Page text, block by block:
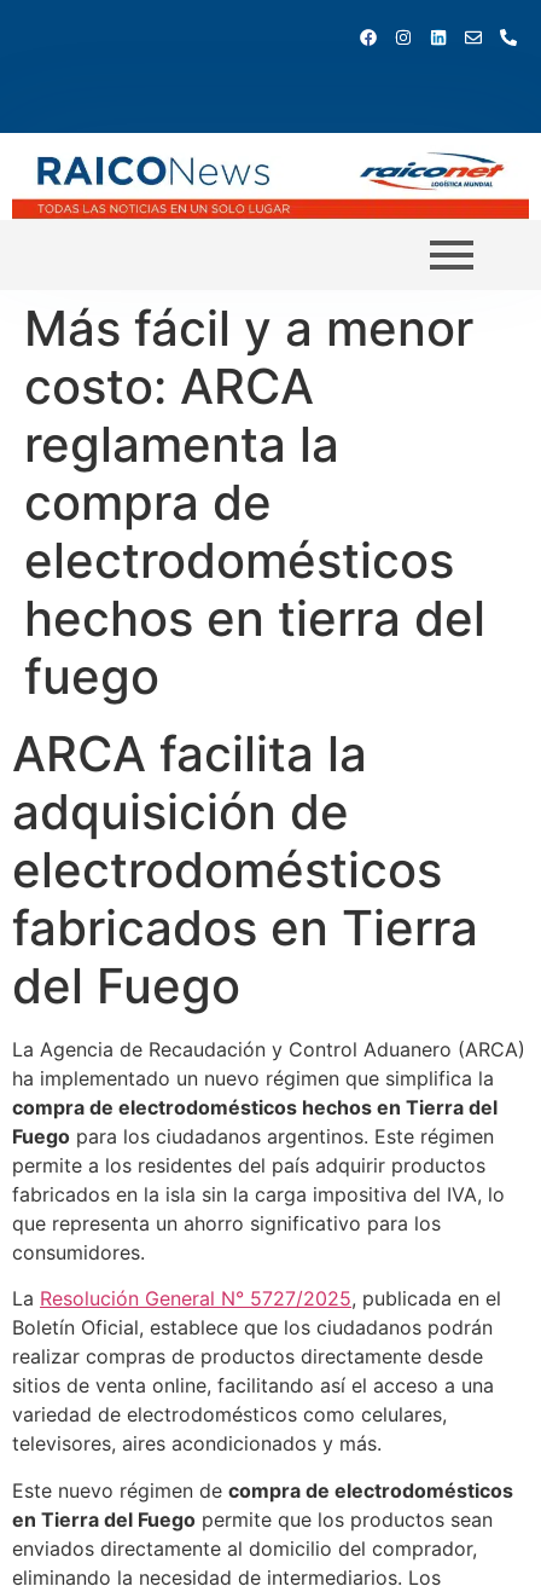
Más fácil y a menor
costo: ARCA
reglamenta la
compra de
electrodomésticos
hechos en tierra del
fuego
ARCA facilita la
adquisición de
electrodomésticos
fabricados en Tierra
del Fuego
La Agencia de Recaudación y Control Aduanero (ARCA)
ha implementado un nuevo régimen que simplifica la
compra de electrodomésticos hechos en Tierra del
Fuego para los ciudadanos argentinos. Este régimen
permite a los residentes del país adquirir productos
fabricados en la isla sin la carga impositiva del IVA, lo
que representa un ahorro significativo para los
consumidores.
La Resolución General N° 5727/2025, publicada en el
Boletín Oficial, establece que los ciudadanos podrán
realizar compras de productos directamente desde
sitios de venta online, facilitando así el acceso a una
variedad de electrodomésticos como celulares,
televisores, aires acondicionados y más.
Este nuevo régimen de compra de electrodomésticos
en Tierra del Fuego permite que los productos sean
enviados directamente al domicilio del comprador,
eliminando la necesidad de intermediarios. Los